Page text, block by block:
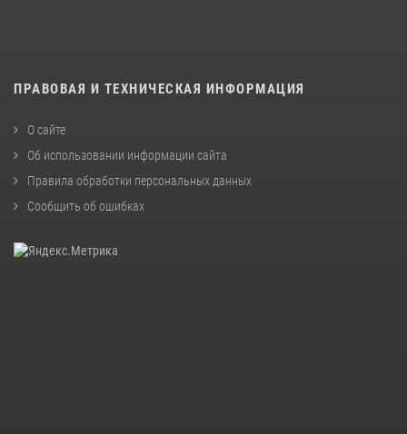
ПРАВОВАЯ И ТЕХНИЧЕСКАЯ ИНФОРМАЦИЯ
О сайте
Об использовании информации сайта
Правила обработки персональных данных
Сообщить об ошибках